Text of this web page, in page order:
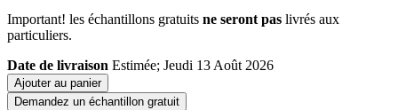
Important! les échantillons gratuits ne seront pas livrés aux
particuliers.
Date de livraison Estimée; Jeudi 13 Août 2026
Ajouter au panier
Demandez un échantillon gratuit